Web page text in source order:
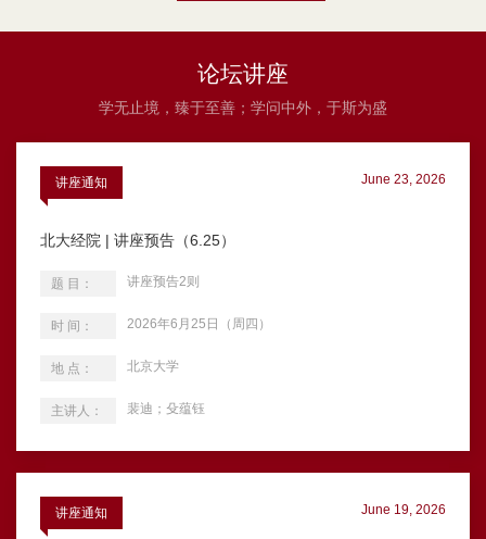
论坛讲座
学无止境，臻于至善；学问中外，于斯为盛
讲座通知 June 23, 2026
北大经院 | 讲座预告（6.25）
题 目： 讲座预告2则
时 间： 2026年6月25日（周四）
地 点： 北京大学
主讲人： 裴迪；殳蕴钰
讲座通知 June 19, 2026